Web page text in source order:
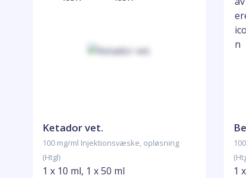
Ketador vet.
100 mg/ml Injektionsvæske, opløsning
(Htgl)
1 x 10 ml, 1 x 50 ml 1